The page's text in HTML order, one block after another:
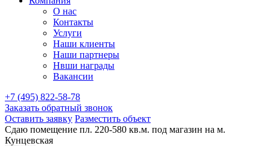
О нас
Контакты
Услуги
Наши клиенты
Наши партнеры
Нвши награды
Вакансии
+7 (495) 822-58-78
Заказать обратный звонок
Оставить заявку Разместить объект
Сдаю помещение пл. 220-580 кв.м. под магазин на м.
Кунцевская